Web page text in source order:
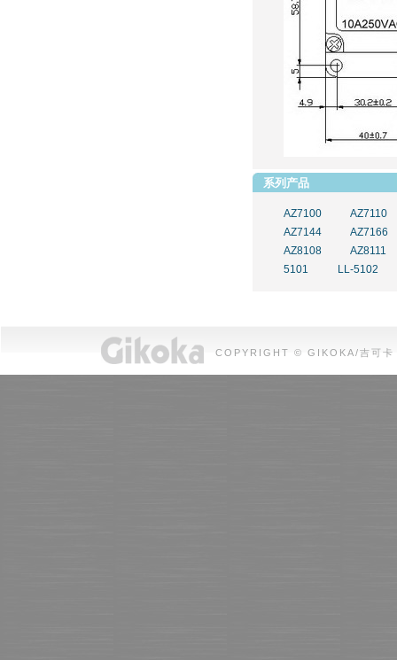
系列产品
AZ7100
AZ7110
AZ7144
AZ7166
AZ8108
AZ8111
5101
LL-5102
COPYRIGHT © GIKOKA/吉可